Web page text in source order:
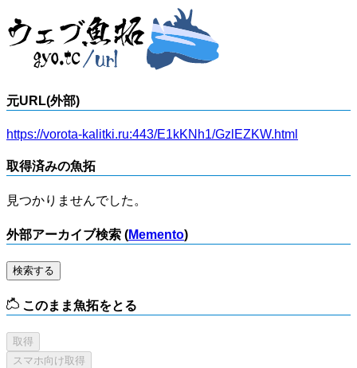
元URL(外部)
https://vorota-kalitki.ru:443/E1kKNh1/GzlEZKW.html
取得済みの魚拓
見つかりませんでした。
外部アーカイブ検索 (Memento)
検索する
このまま魚拓をとる